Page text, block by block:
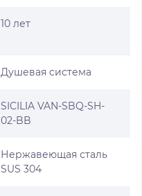
10 лет
Душевая система
SICILIA VAN-SBQ-SH-
02-BB
Нержавеющая сталь
SUS 304